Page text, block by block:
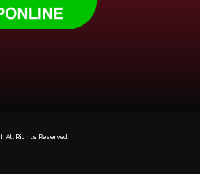
All Rights Reserved.